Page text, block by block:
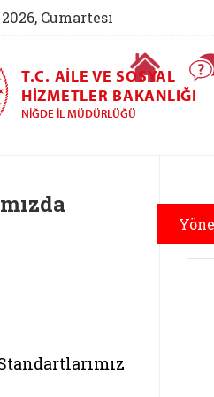
Cumartesi
Ana Sayfa
T.C. AILE VE SOSYAL
HIZMETLER BAKANLIĞI
NIĞDE İL MÜDÜRLÜĞÜ